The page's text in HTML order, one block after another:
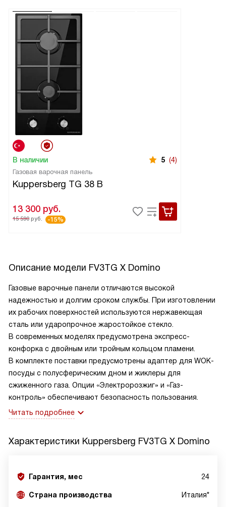
В наличии 5 (4)
Газовая варочная панель
Kuppersberg TG 38 B
13 300 руб.
15 590 руб. -15%
Описание модели FV3ТG X Domino
Газовые варочные панели отличаются высокой
надежностью и долгим сроком службы. При изготовлении
их рабочих поверхностей используются нержавеющая
сталь или ударопрочное жаростойкое стекло.
В современных моделях предусмотрена экспресс-
конфорка с двойным или тройным кольцом пламени.
В комплекте поставки предусмотрены адаптер для WOK-
посуды с полусферическим дном и жиклеры для
сжиженного газа. Опции «Электророзжиг» и «Газ-
контроль» обеспечивают безопасность пользования.
Читать подробнее
Характеристики Kuppersberg FV3ТG X Domino
Гарантия, мес 24
Страна производства Италия*